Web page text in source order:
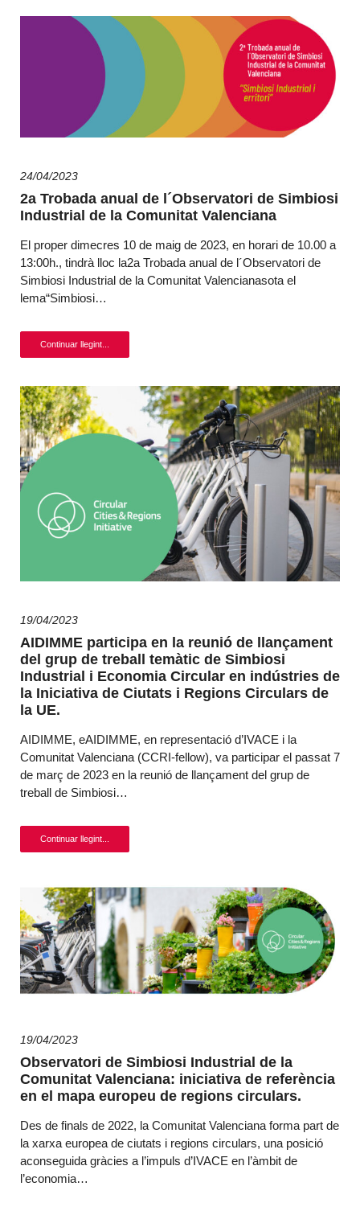
24/04/2023
2a Trobada anual de l´Observatori de Simbiosi
Industrial de la Comunitat Valenciana
El proper dimecres 10 de maig de 2023, en horari de 10.00 a
13:00h., tindrà lloc la2a Trobada anual de l´Observatori de
Simbiosi Industrial de la Comunitat Valencianasota el
lema“Simbiosi…
Continuar llegint...
19/04/2023
AIDIMME participa en la reunió de llançament
del grup de treball temàtic de Simbiosi
Industrial i Economia Circular en indústries de
la Iniciativa de Ciutats i Regions Circulars de
la UE.
AIDIMME, eAIDIMME, en representació d’IVACE i la
Comunitat Valenciana (CCRI-fellow), va participar el passat 7
de març de 2023 en la reunió de llançament del grup de
treball de Simbiosi…
Continuar llegint...
19/04/2023
Observatori de Simbiosi Industrial de la
Comunitat Valenciana: iniciativa de referència
en el mapa europeu de regions circulars.
Des de finals de 2022, la Comunitat Valenciana forma part de
la xarxa europea de ciutats i regions circulars, una posició
aconseguida gràcies a l’impuls d’IVACE en l’àmbit de
l’economia…